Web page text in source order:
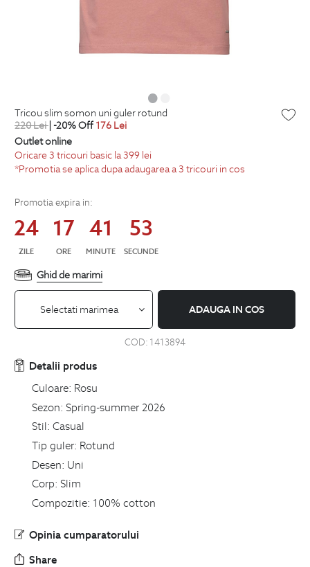
tricou slim somon uni guler rotund
220Lei| -20% Off 176 Lei
Outlet online
Oricare 3 tricouri basic la 399 lei
*Promotia se aplica dupa adaugarea a 3 tricouri in cos
Promotia expira in:
24
ZILE
17
ORE
41
MINUTE
52
SECUNDE
Ghid de marimi
Selectati marimea ADAUGA IN COS
COD: 1413894
Detalii produs
Culoare: Rosu
Sezon: Spring-summer 2026
Stil: Casual
Tip guler: Rotund
Desen: Uni
Corp: Slim
Compozitie: 100% cotton
Opinia cumparatorului
Share